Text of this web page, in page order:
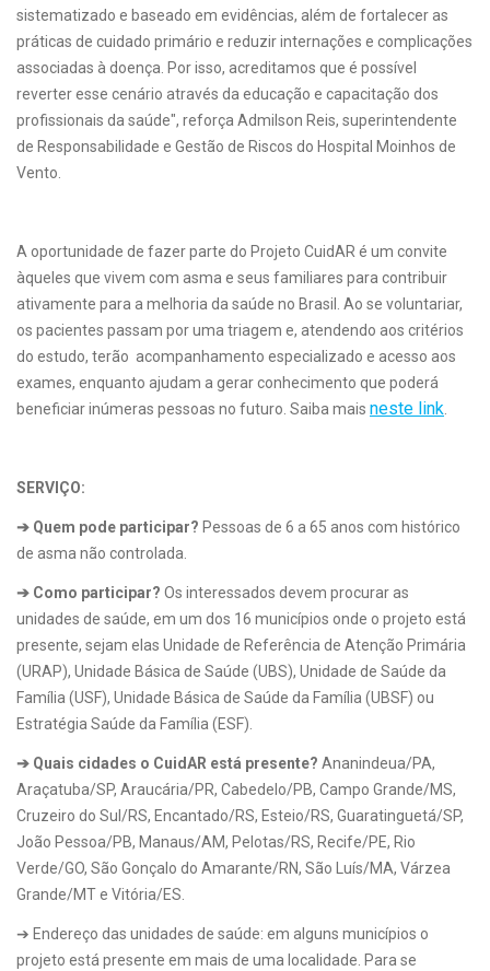
sistematizado e baseado em evidências, além de fortalecer as
práticas de cuidado primário e reduzir internações e complicações
associadas à doença. Por isso, acreditamos que é possível
reverter esse cenário através da educação e capacitação dos
profissionais da saúde", reforça Admilson Reis, superintendente
de Responsabilidade e Gestão de Riscos do Hospital Moinhos de
Vento.
A oportunidade de fazer parte do Projeto CuidAR é um convite
àqueles que vivem com asma e seus familiares para contribuir
ativamente para a melhoria da saúde no Brasil. Ao se voluntariar,
os pacientes passam por uma triagem e, atendendo aos critérios
do estudo, terão acompanhamento especializado e acesso aos
exames, enquanto ajudam a gerar conhecimento que poderá
beneficiar inúmeras pessoas no futuro. Saiba mais neste link
SERVIÇO:
➔ Quem pode participar? Pessoas de 6 a 65 anos com histórico
de asma não controlada.
➔ Como participar? Os interessados devem procurar as
unidades de saúde, em um dos 16 municípios onde o projeto está
presente, sejam elas Unidade de Referência de Atenção Primária
(URAP), Unidade Básica de Saúde (UBS), Unidade de Saúde da
Família (USF), Unidade Básica de Saúde da Família (UBSF) ou
Estratégia Saúde da Família (ESF).
➔ Quais cidades o CuidAR está presente? Ananindeua/PA,
Araçatuba/SP, Araucária/PR, Cabedelo/PB, Campo Grande/MS,
Cruzeiro do Sul/RS, Encantado/RS, Esteio/RS, Guaratinguetá/SP,
João Pessoa/PB, Manaus/AM, Pelotas/RS, Recife/PE, Rio
Verde/GO, São Gonçalo do Amarante/RN, São Luís/MA, Várzea
Grande/MT e Vitória/ES.
➔ Endereço das unidades de saúde: em alguns municípios o
projeto está presente em mais de uma localidade. Para se